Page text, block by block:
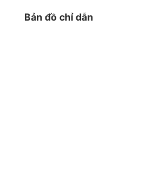
Bản đồ chỉ dẫn